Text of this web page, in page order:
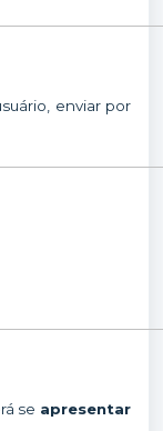
enviar por
se apresentar